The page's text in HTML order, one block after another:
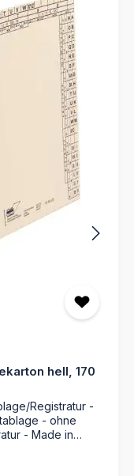
hell, 170
Registratur -
- ohne
- Made in
für die perfekte